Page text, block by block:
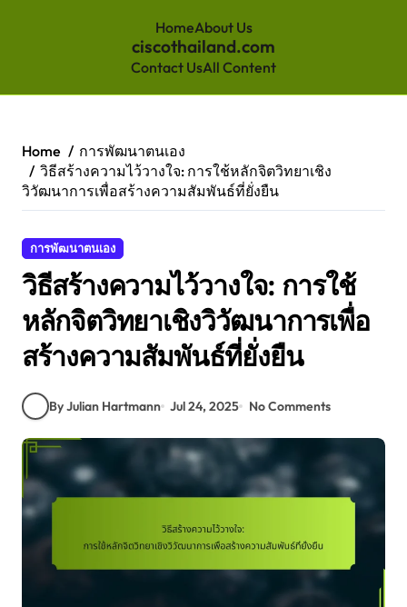
HomeAbout Us
ciscothailand.com
Contact UsAll Content
content
Home
การพัฒนาตนเอง
วิธีสร้างความไว้วางใจ: การใช้หลักจิตวิทยาเชิง
วิวัฒนาการเพื่อสร้างความสัมพันธ์ที่ยั่งยืน
การพัฒนาตนเอง
วิธีสร้างความไว้วางใจ: การใช้
หลักจิตวิทยาเชิงวิวัฒนาการเพื่อ
สร้างความสัมพันธ์ที่ยั่งยืน
By Julian Hartmann Jul 24, 2025 No Comments